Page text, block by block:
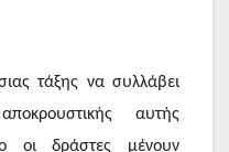
τάξης να συλλάβει
αυτής
οι δράστες μένουν